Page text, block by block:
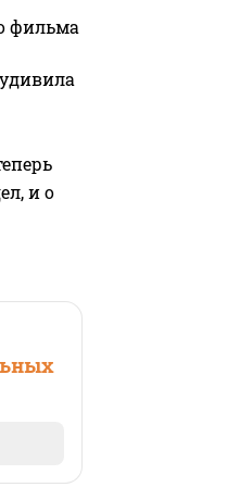
фильма
и о